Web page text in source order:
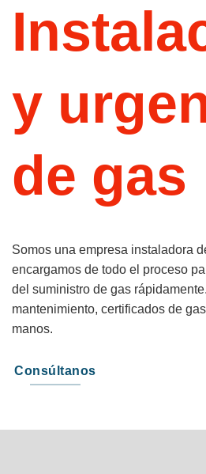
y
de gas
Somos una empresa instaladora
encargamos de todo el proceso
del suministro de gas
mantenimiento, certificados de
manos.
Consúltanos